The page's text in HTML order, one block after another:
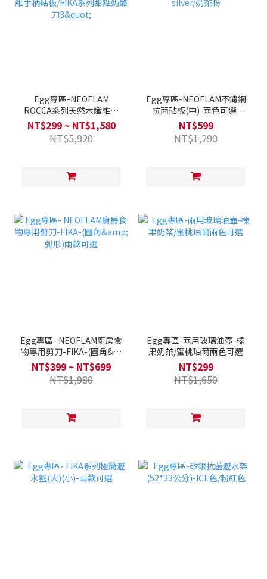
Egg專區-NEOFLAM
ROCCA系列天然木纖維砧
板/天然木纖維手柄砧
板/FIKA系列甜點奶酪刀3"
NT$299 ~ NT$1,580
NT$5,920
Egg專區-NEOFLAM不鏽鋼
抗菌砧板(中)-兩色可選-
White silver/奶茶粉
NT$599
NT$1,290
Egg專區- NEOFLAM廚房食
物專用剪刀-FIKA-(圓角&弧
形)兩款可選
NT$399 ~ NT$699
NT$1,980
Egg專區-兩用玻璃油壺-榛
果奶茶/蜜桃珀爾兩色可選
NT$299
NT$1,650